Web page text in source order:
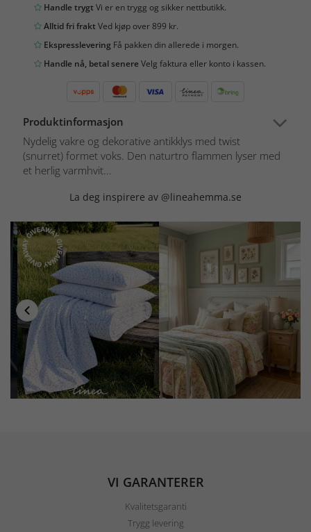
Handle trygtVi er en trygg og sikker nettbutikk.
Alltid fri fraktVed kjøp over 899 kr.
Ekspresslevering Få pakken din allerede i morgen.
Handle nå, betal senereVelg faktura eller konto i kassen.
Produktinformasjon
Nydelig vakre og dekorative antikklys med twist
(snurret) formet voks. Den naturtro flammen lyser med
et herlig varmhvit...
La deg inspirere av @lineahemma.se
VI GARANTERER
Kvalitetsgaranti
Trygg levering